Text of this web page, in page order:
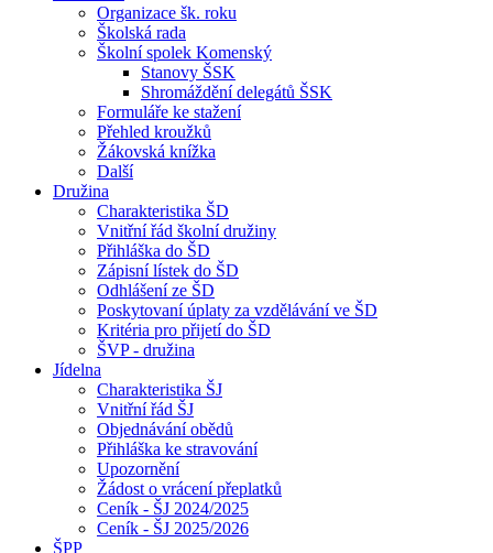
Organizace šk. roku
Školská rada
Školní spolek Komenský
Stanovy ŠSK
Shromáždění delegátů ŠSK
Formuláře ke stažení
Přehled kroužků
Žákovská knížka
Další
Družina
Charakteristika ŠD
Vnitřní řád školní družiny
Přihláška do ŠD
Zápisní lístek do ŠD
Odhlášení ze ŠD
Poskytovaní úplaty za vzdělávání ve ŠD
Kritéria pro přijetí do ŠD
ŠVP - družina
Jídelna
Charakteristika ŠJ
Vnitřní řád ŠJ
Objednávání obědů
Přihláška ke stravování
Upozornění
Žádost o vrácení přeplatků
Ceník - ŠJ 2024/2025
Ceník - ŠJ 2025/2026
ŠPP